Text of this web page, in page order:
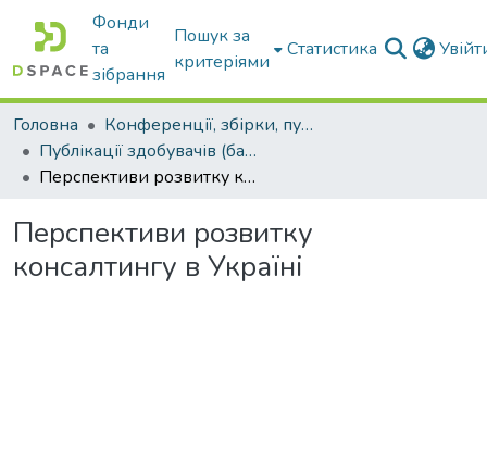
Фонди
та
зібрання
Пошук за
критеріями
Статистика
Головна
Конференції, збірки, публікації молодих вчених і здобувачів : магістрів, бакалаврів, аспірантів.
Публікації здобувачів (бакалаврів. магістрів, аспірантів)
Перспективи розвитку консалтингу в Україні
Перспективи розвитку
консалтингу в Україні